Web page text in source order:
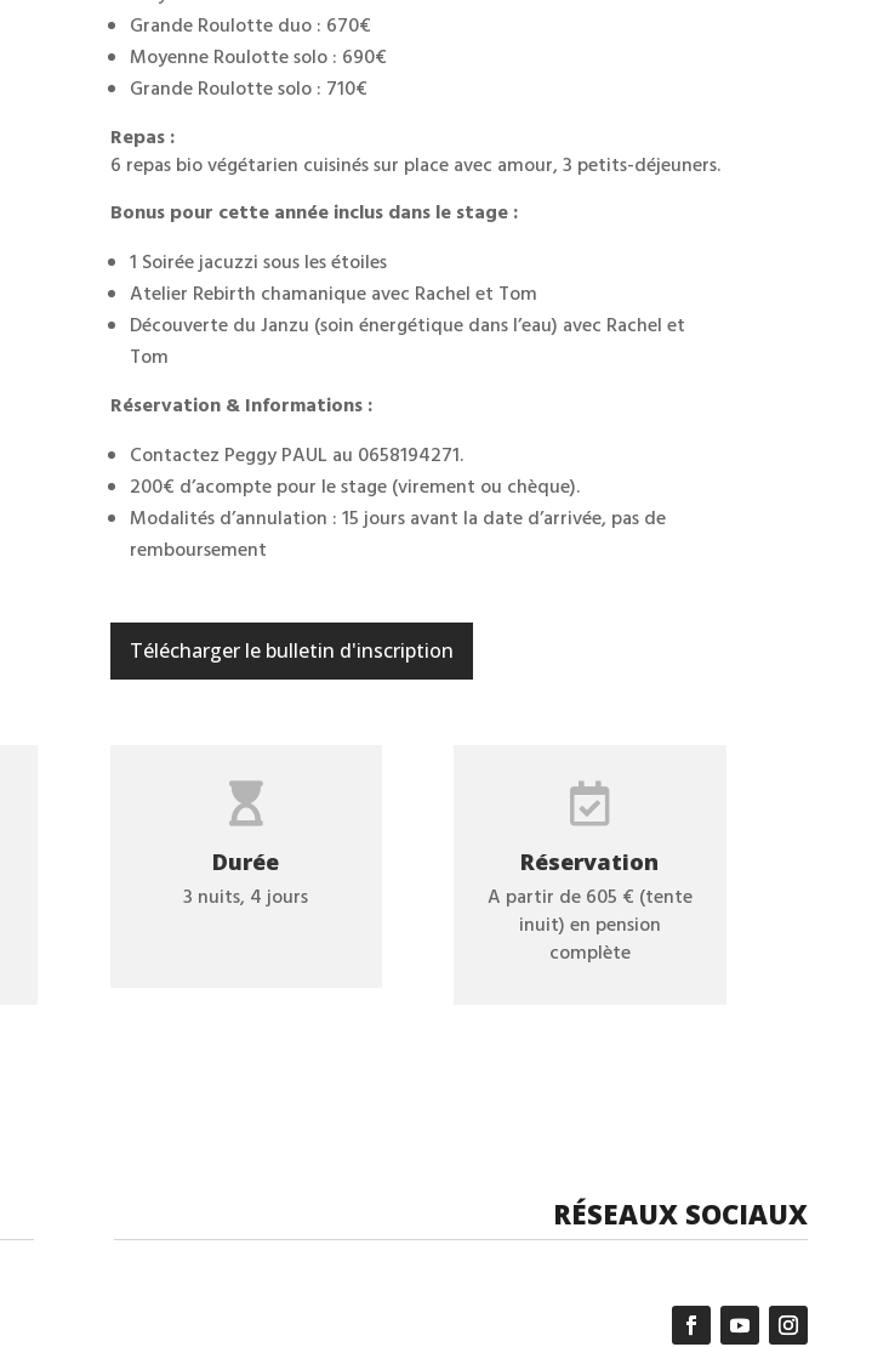
Grande Roulotte duo : 670€
Moyenne Roulotte solo : 690€
Grande Roulotte solo : 710€
Repas :
6 repas bio végétarien cuisinés sur place avec amour, 3 petits-déjeuners.
Bonus pour cette année inclus dans le stage :
1 Soirée jacuzzi sous les étoiles
Atelier Rebirth chamanique avec Rachel et Tom
Découverte du Janzu (soin énergétique dans l’eau) avec Rachel et
Tom
Réservation & Informations :
Contactez Peggy PAUL au 0658194271.
200€ d’acompte pour le stage (virement ou chèque).
Modalités d’annulation : 15 jours avant la date d’arrivée, pas de
remboursement
Télécharger le bulletin d'inscription

Durée
3 nuits, 4 jours

Réservation
A partir de 605 € (tente
inuit) en pension
complète
RÉSEAUX SOCIAUX